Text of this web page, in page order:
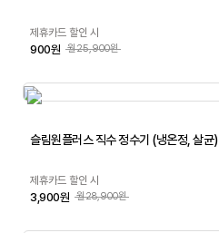
제휴카드 할인 시
900원 월25,900원
슬림원플러스 직수 정수기 (냉온정, 살균)
제휴카드 할인 시
3,900원 월28,900원